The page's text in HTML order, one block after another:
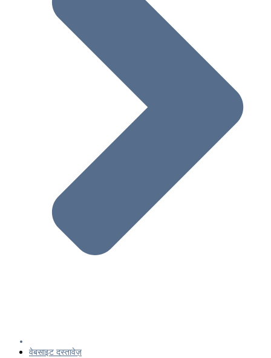
वेबसाइट दस्तावेज़